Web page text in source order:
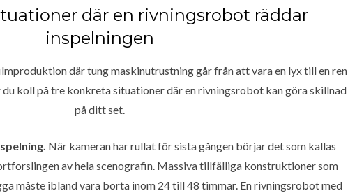
där en rivningsrobot räddar
inspelningen
där tung maskinutrustning går från att vara en lyx till en ren
du koll på tre konkreta situationer där en rivningsrobot kan göra skillnad
på ditt set.
När kameran har rullat för sista gången börjar det som kallas
av hela scenografin. Massiva tillfälliga konstruktioner som
måste ibland vara borta inom 24 till 48 timmar. En rivningsrobot med